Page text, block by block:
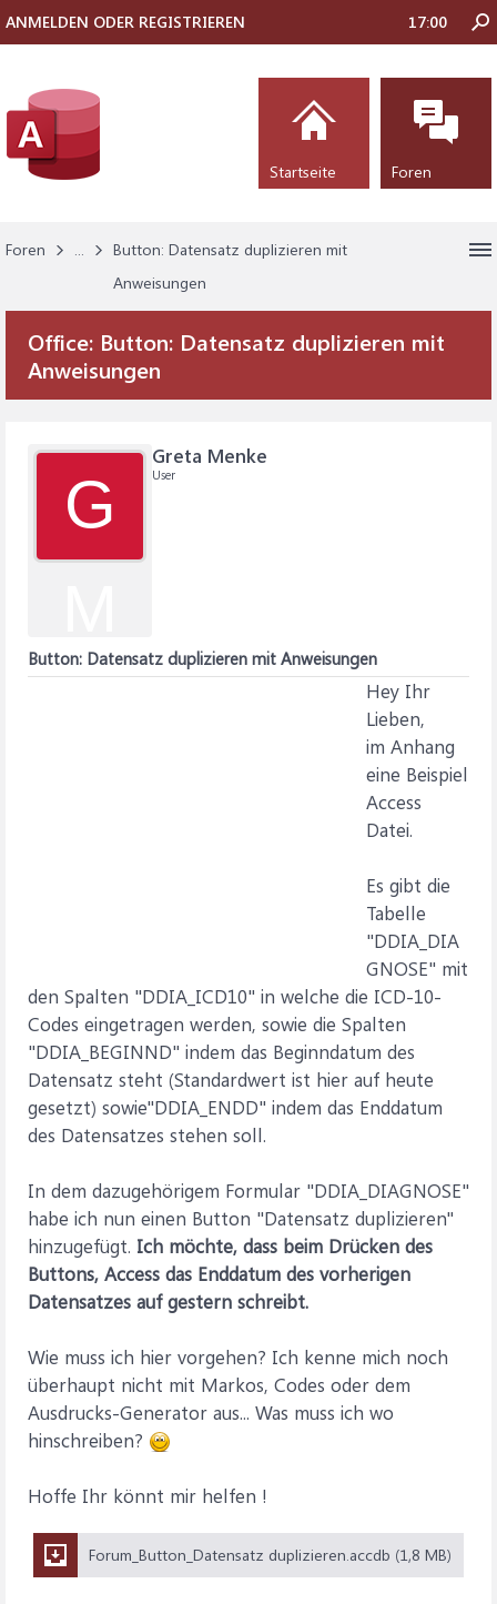
Foren ...
Button: Datensatz duplizieren mit
Anweisungen
Office: Button: Datensatz duplizieren mit
Anweisungen
G
Greta Menke
User
Button: Datensatz duplizieren mit Anweisungen
Hey Ihr
Lieben,
im Anhang
eine Beispiel
Access
Datei.
Es gibt die
Tabelle
"DDIA_DIA
GNOSE" mit
den Spalten "DDIA_ICD10" in welche die ICD-10-
Codes eingetragen werden, sowie die Spalten
"DDIA_BEGINND" indem das Beginndatum des
Datensatz steht (Standardwert ist hier auf heute
gesetzt) sowie"DDIA_ENDD" indem das Enddatum
des Datensatzes stehen soll.
In dem dazugehörigem Formular "DDIA_DIAGNOSE"
habe ich nun einen Button "Datensatz duplizieren"
hinzugefügt. Ich möchte, dass beim Drücken des
Buttons, Access das Enddatum des vorherigen
Datensatzes auf gestern schreibt.
Wie muss ich hier vorgehen? Ich kenne mich noch
überhaupt nicht mit Markos, Codes oder dem
Ausdrucks-Generator aus... Was muss ich wo
hinschreiben?
Hoffe Ihr könnt mir helfen !
Forum_Button_Datensatz duplizieren.accdb (1,8 MB)
ANMELDEN ODER REGISTRIEREN 17:00
Startseite Foren